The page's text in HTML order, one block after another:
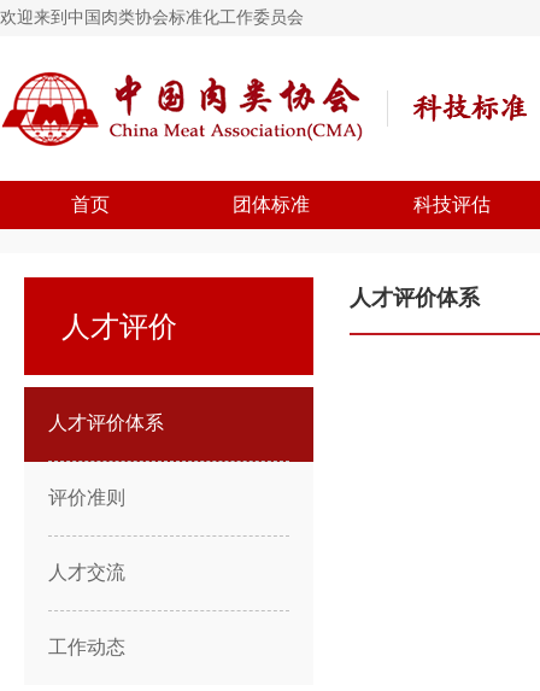
欢迎来到中国肉类协会标准化工作委员会
首页 团体标准 科技评估
人才评价
人才评价体系
评价准则
人才交流
工作动态
人才评价体系